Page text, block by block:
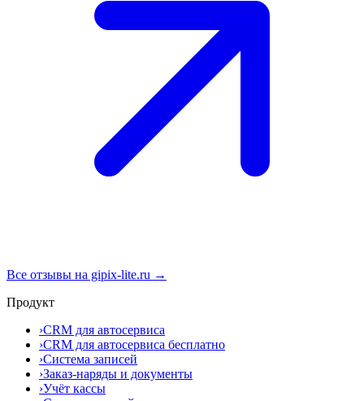
Все отзывы на gipix-lite.ru →
Продукт
›CRM для автосервиса
›CRM для автосервиса бесплатно
›Система записей
›Заказ-наряды и документы
›Учёт кассы